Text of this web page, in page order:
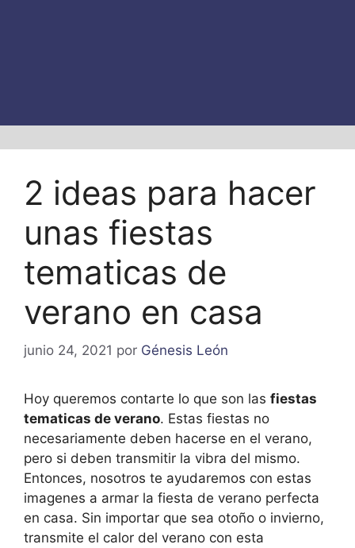
2 ideas para hacer
unas fiestas
tematicas de
verano en casa
junio 24, 2021 por Génesis León
Hoy queremos contarte lo que son las fiestas
tematicas de verano. Estas fiestas no
necesariamente deben hacerse en el verano,
pero si deben transmitir la vibra del mismo.
Entonces, nosotros te ayudaremos con estas
imagenes a armar la fiesta de verano perfecta
en casa. Sin importar que sea otoño o invierno,
transmite el calor del verano con esta